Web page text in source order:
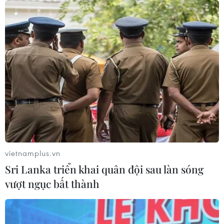
04/08/2026 07:41
Hệ thống y tế đa cực, đưa y tế đến
gần dân
04/08/2026 04:55
Bộ Y tế đề xuất 8 nhóm chính sách
trong sửa đổi Luật hiến, ghép mô,
tạng
03/08/2026 14:44
Quảng Ninh chấm dứt cơ sở giết mổ
động vật không đủ điều kiện trước
vietnamplus.vn
Sri Lanka triển khai quân đội sau làn sóng
vượt ngục bất thành